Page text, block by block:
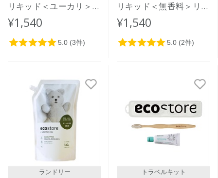
リキッド＜ユーカリ＞リ
フィルパック1L
¥1,540
リキッド＜無香料＞リフ
ィルパック1L
¥1,540
ランドリー トラベルキット